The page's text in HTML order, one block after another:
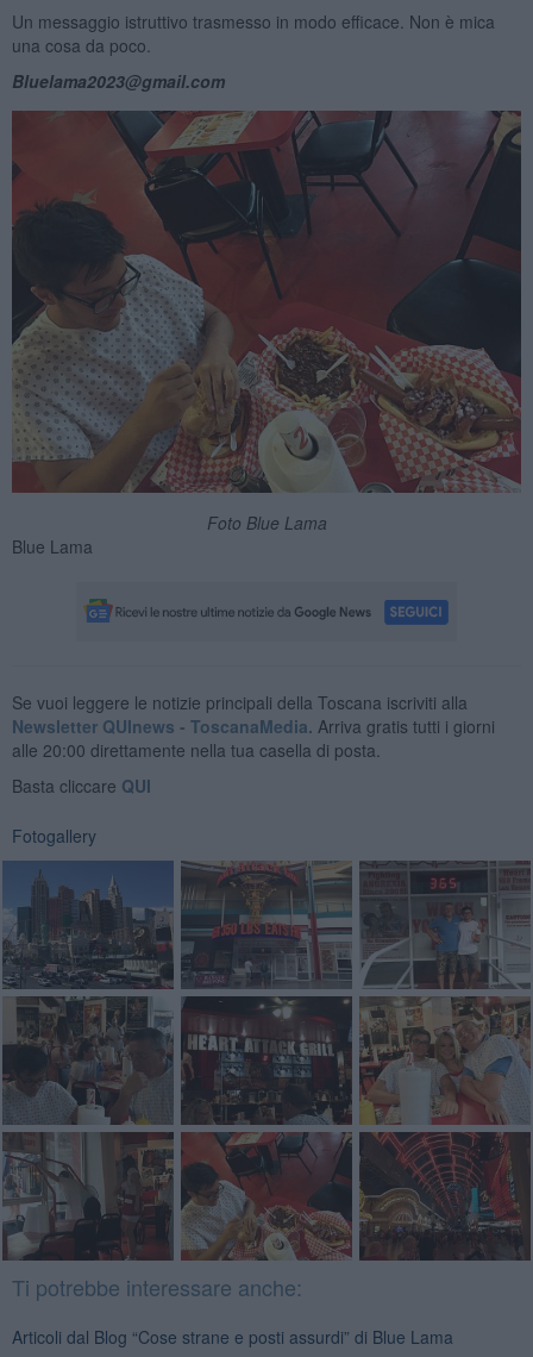
Un messaggio istruttivo trasmesso in modo efficace. Non è mica
una cosa da poco.
Bluelama2023@gmail.com
Foto Blue Lama
Blue Lama
Se vuoi leggere le notizie principali della Toscana iscriviti alla
Newsletter QUInews - ToscanaMedia. Arriva gratis tutti i giorni
alle 20:00 direttamente nella tua casella di posta.
Basta cliccare QUI
Fotogallery
Ti potrebbe interessare anche:
Articoli dal Blog “Cose strane e posti assurdi” di Blue Lama